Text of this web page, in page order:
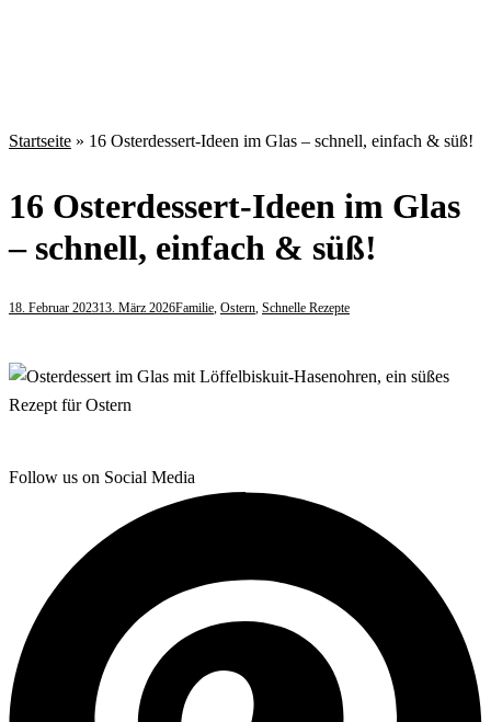
Startseite » 16 Osterdessert-Ideen im Glas – schnell, einfach & süß!
16 Osterdessert-Ideen im Glas
– schnell, einfach & süß!
18. Februar 202313. März 2026Familie, Ostern, Schnelle Rezepte
Follow us on Social Media